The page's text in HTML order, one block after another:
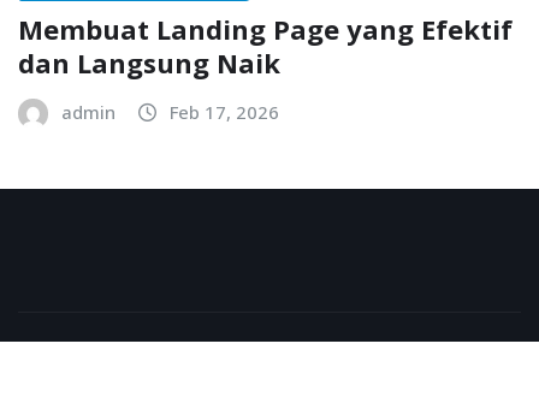
Membuat Landing Page yang Efektif
dan Langsung Naik
admin Feb 17, 2026